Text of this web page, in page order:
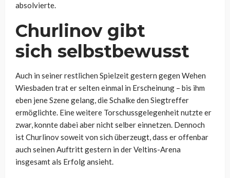
absolvierte.
Churlinov gibt
sich selbstbewusst
Auch in seiner restlichen Spielzeit gestern gegen Wehen
Wiesbaden trat er selten einmal in Erscheinung – bis ihm
eben jene Szene gelang, die Schalke den Siegtreffer
ermöglichte. Eine weitere Torschussgelegenheit nutzte er
zwar, konnte dabei aber nicht selber einnetzen. Dennoch
ist Churlinov soweit von sich überzeugt, dass er offenbar
auch seinen Auftritt gestern in der Veltins-Arena
insgesamt als Erfolg ansieht.